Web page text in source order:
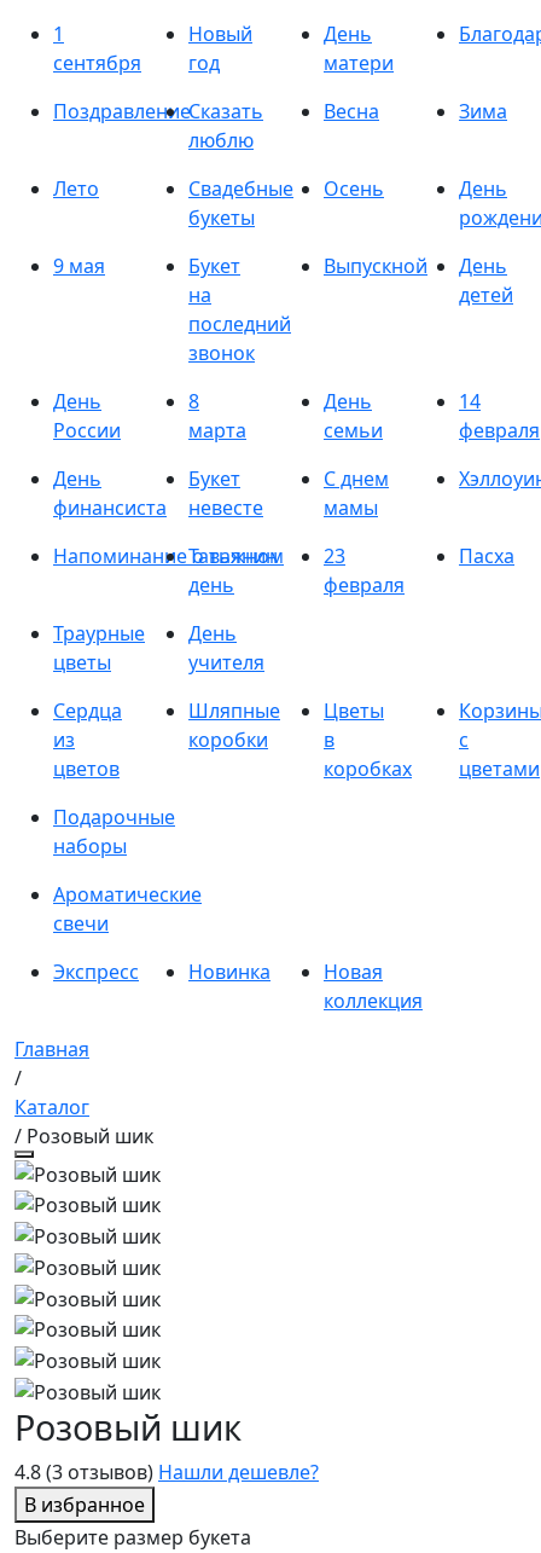
1
сентября
Новый
год
День
матери
ПоздравлениеСказать
люблю
Весна Зима
Лето
Свадебные
букеты
Осень
День
9 мая
Букет
на
последний
звонок
Выпускной
День
детей
День
России
8
марта
День
семьи
14
февраля
День
финансиста
Букет
невесте
С днем
мамы
Напоминание о важном
Татьянин
день
23
февраля
Пасха
Траурные
цветы
День
учителя
Сердца
из
цветов
Шляпные
коробки
Цветы
в
коробках
с
цветами
Подарочные
наборы
Ароматические
свечи
Экспресс
Новинка
Новая
коллекция
Главная
/
Каталог
/ Розовый шик
4.8(3 отзывов) Нашли дешевле?
В избранное
Розовый шик
Выберите размер букета